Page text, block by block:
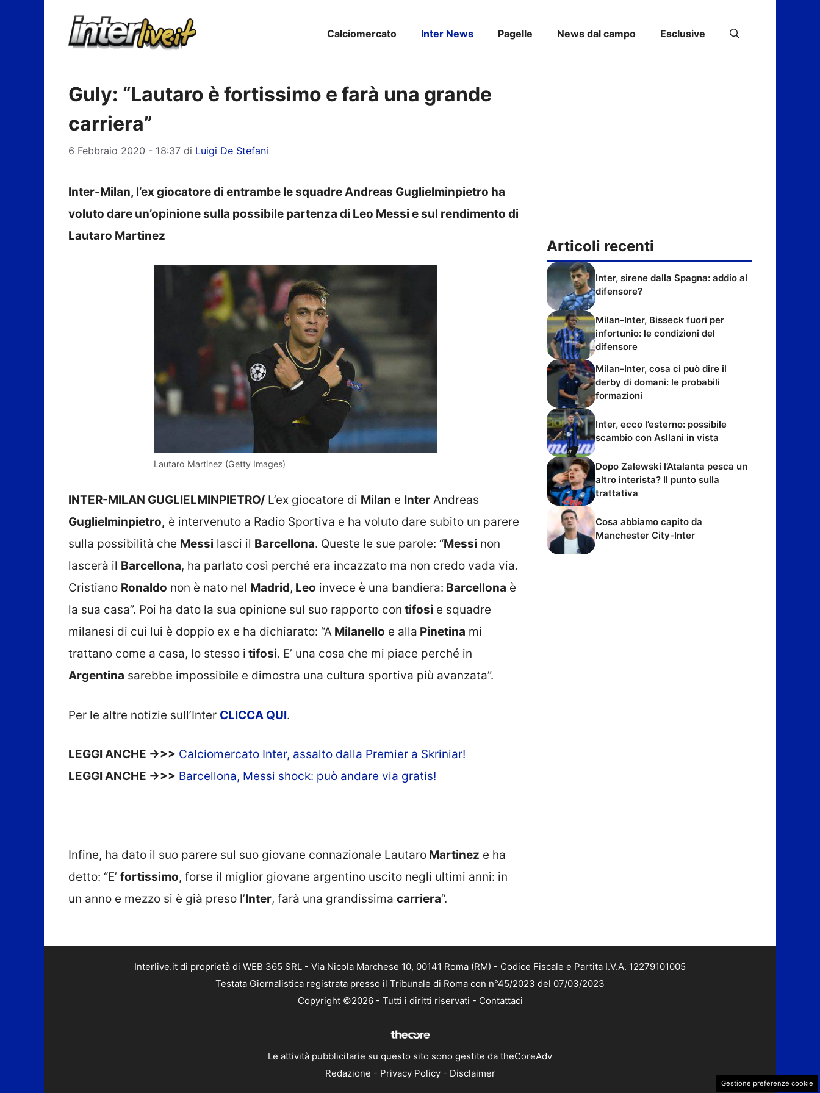
Calciomercato Inter News Pagelle News dal campo Esclusive
Guly: “Lautaro è fortissimo e farà una grande
carriera”
6 Febbraio 2020 - 18:37 di Luigi De Stefani
Inter-Milan, l’ex giocatore di entrambe le squadre Andreas Guglielminpietro ha
voluto dare un’opinione sulla possibile partenza di Leo Messi e sul rendimento di
Lautaro Martinez
Lautaro Martinez (Getty Images)
INTER-MILAN GUGLIELMINPIETRO/ L’ex giocatore di Milan e Inter Andreas
Guglielminpietro, è intervenuto a Radio Sportiva e ha voluto dare subito un parere
sulla possibilità che Messi lasci il Barcellona. Queste le sue parole: “Messi non
lascerà il Barcellona, ha parlato così perché era incazzato ma non credo vada via.
Cristiano Ronaldo non è nato nel Madrid, Leo invece è una bandiera: Barcellona è
la sua casa”. Poi ha dato la sua opinione sul suo rapporto con tifosi e squadre
milanesi di cui lui è doppio ex e ha dichiarato: “A Milanello e alla Pinetina mi
trattano come a casa, lo stesso i tifosi. E’ una cosa che mi piace perché in
Argentina sarebbe impossibile e dimostra una cultura sportiva più avanzata”.
Per le altre notizie sull’Inter CLICCA QUI.
LEGGI ANCHE ->>> Calciomercato Inter, assalto dalla Premier a Skriniar!
LEGGI ANCHE ->>> Barcellona, Messi shock: può andare via gratis!
Infine, ha dato il suo parere sul suo giovane connazionale Lautaro Martinez e ha
detto: “E’ fortissimo, forse il miglior giovane argentino uscito negli ultimi anni: in
un anno e mezzo si è già preso l’Inter, farà una grandissima carriera“.
Articoli recenti
Inter, sirene dalla Spagna: addio al
difensore?
Milan-Inter, Bisseck fuori per
infortunio: le condizioni del
difensore
Milan-Inter, cosa ci può dire il
derby di domani: le probabili
formazioni
Inter, ecco l’esterno: possibile
scambio con Asllani in vista
Dopo Zalewski l’Atalanta pesca un
altro interista? Il punto sulla
trattativa
Cosa abbiamo capito da
Manchester City-Inter
Interlive.it di proprietà di WEB 365 SRL - Via Nicola Marchese 10, 00141 Roma (RM) - Codice Fiscale e Partita I.V.A. 12279101005
Testata Giornalistica registrata presso il Tribunale di Roma con n°45/2023 del 07/03/2023
Copyright ©2026 - Tutti i diritti riservati - Contattaci
Le attività pubblicitarie su questo sito sono gestite da theCoreAdv
Redazione - Privacy Policy- Disclaimer
Gestione preferenze cookie